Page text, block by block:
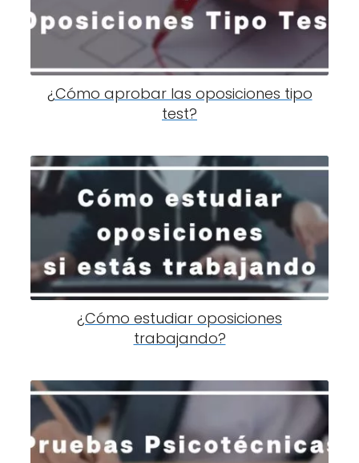
¿Cómo aprobar las oposiciones tipo
test?
¿Cómo estudiar oposiciones
trabajando?